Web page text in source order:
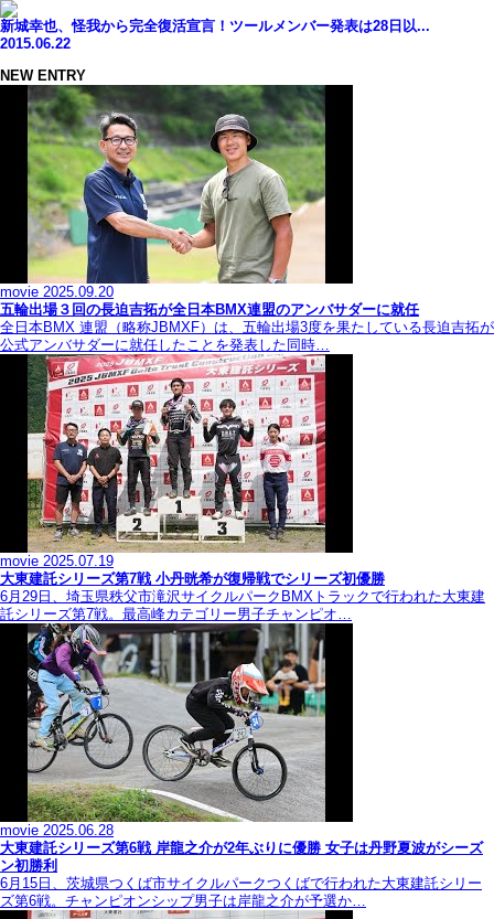
新城幸也、怪我から完全復活宣言！ツールメンバー発表は28日以...
2015.06.22
NEW ENTRY
movie 2025.09.20
五輪出場３回の長迫吉拓が全日本BMX連盟のアンバサダーに就任
全日本BMX 連盟（略称JBMXF）は、五輪出場3度を果たしている長迫吉拓が
公式アンバサダーに就任したことを発表した同時…
movie 2025.07.19
大東建託シリーズ第7戦 ⼩丹晄希が復帰戦でシリーズ初優勝
6月29日、埼玉県秩父市滝沢サイクルパークBMXトラックで行われた大東建
託シリーズ第7戦。最高峰カテゴリー男子チャンピオ…
movie 2025.06.28
大東建託シリーズ第6戦 岸龍之介が2年ぶりに優勝 女子は丹野夏波がシーズ
ン初勝利
6月15日、茨城県つくば市サイクルパークつくばで行われた大東建託シリー
ズ第6戦。チャンピオンシップ男子は岸龍之介が予選か…